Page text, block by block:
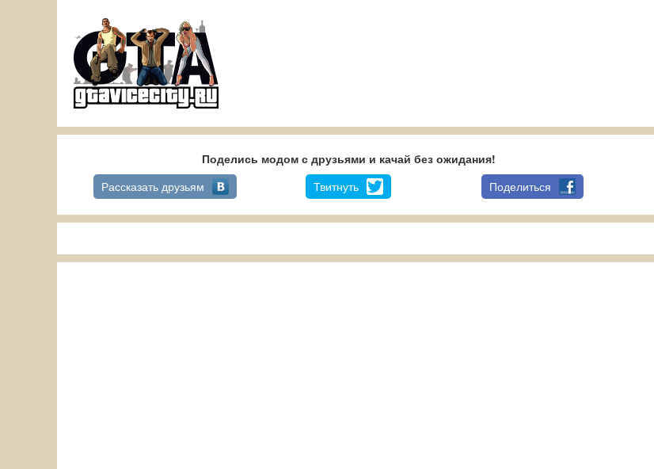
Поделись модом с друзьями и качай без ожидания!
Рассказать друзьям
Твитнуть Поделиться